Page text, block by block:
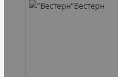
Вестерн